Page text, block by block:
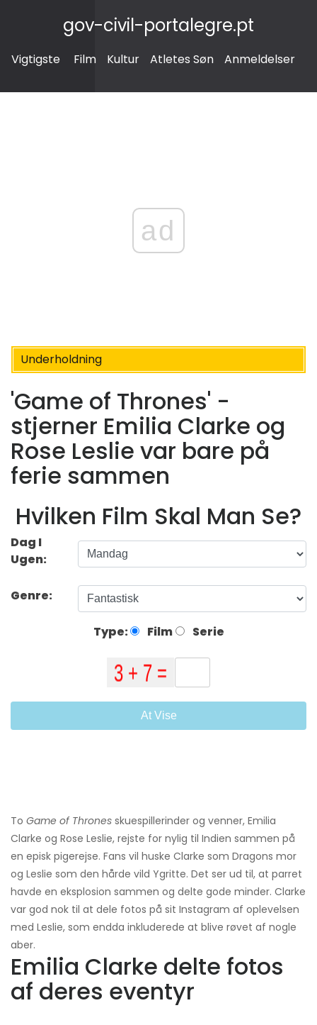
gov-civil-portalegre.pt
Vigtigste Film Kultur Atletes Søn Anmeldelser
ad
Underholdning
'Game of Thrones' -
stjerner Emilia Clarke og
Rose Leslie var bare på
ferie sammen
Hvilken Film Skal Man Se?
Dag I
Ugen:
Genre:
Type: Film Serie
At Vise
To Game of Thrones skuespillerinder og venner, Emilia
Clarke og Rose Leslie, rejste for nylig til Indien sammen på
en episk pigerejse. Fans vil huske Clarke som Dragons mor
og Leslie som den hårde vild Ygritte. Det ser ud til, at parret
havde en eksplosion sammen og delte gode minder. Clarke
var god nok til at dele fotos på sit Instagram af oplevelsen
med Leslie, som endda inkluderede at blive røvet af nogle
aber.
Emilia Clarke delte fotos
af deres eventyr